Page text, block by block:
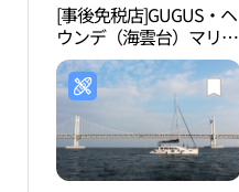
[事後免税店]GUGUS・ヘ
ウンデ（海雲台）マリー
ン店(구구스 해운대마린
점)